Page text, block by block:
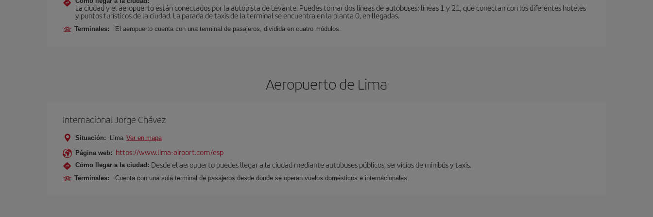
La ciudad y el aeropuerto están conectados por la autopista de Levante. Puedes tomar dos líneas de autobuses: líneas 1 y 21, que conectan con los diferentes hoteles
y puntos turísticos de la ciudad. La parada de taxis de la terminal se encuentra en la planta 0, en llegadas.
Terminales: El aeropuerto cuenta con una terminal de pasajeros, dividida en cuatro módulos.
Aeropuerto de Lima
Internacional Jorge Chávez
Situación: Lima Ver en mapa
Página web: https://www.lima-airport.com/esp
Cómo llegar a la ciudad: Desde el aeropuerto puedes llegar a la ciudad mediante autobuses públicos, servicios de minibús y taxis.
Terminales: Cuenta con una sola terminal de pasajeros desde donde se operan vuelos domésticos e internacionales.